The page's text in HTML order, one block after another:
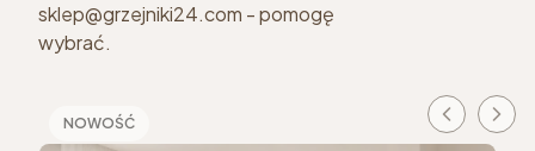
sklep@grzejniki24.com - pomogę
wybrać.
NOWOŚĆ